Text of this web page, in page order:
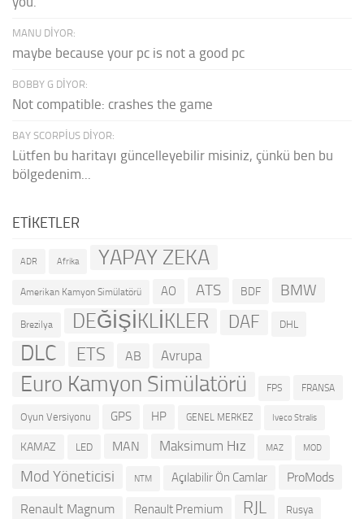
MANU DIYOR:
maybe because your pc is not a good pc
BOBBY G DIYOR:
Not compatible: crashes the game
BAY SCORPIUS DIYOR:
Lütfen bu haritayı güncelleyebilir misiniz, çünkü ben bu
bölgedenim...
ETIKETLER
ADR Afrika YAPAY ZEKA
Amerikan Kamyon Simülatörü AO ATS BDF BMW
Brezilya DEĞİŞİKLİKLER DAF DHL
DLC ETS AB Avrupa
Euro Kamyon Simülatörü FPS FRANSA
Oyun Versiyonu GPS HP GENEL MERKEZ Iveco Stralis
KAMAZ LED MAN Maksimum Hız MAZ MOD
Mod Yöneticisi NTM Açılabilir Ön Camlar ProMods
Renault Magnum Renault Premium RJL Rusya